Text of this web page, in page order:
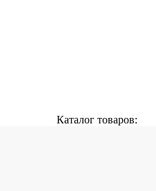
Каталог товаров: